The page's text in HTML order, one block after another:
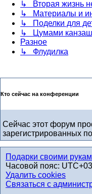
↳ Вторая жизнь
↳ Материалы и
↳ Поделки для
↳ Цумами
Разное
↳ Флудилка
Кто сейчас на конференции
Сейчас этот форум
зарегистрированных
Подарки своими
Часовой пояс:
Удалить cookies
Связаться с